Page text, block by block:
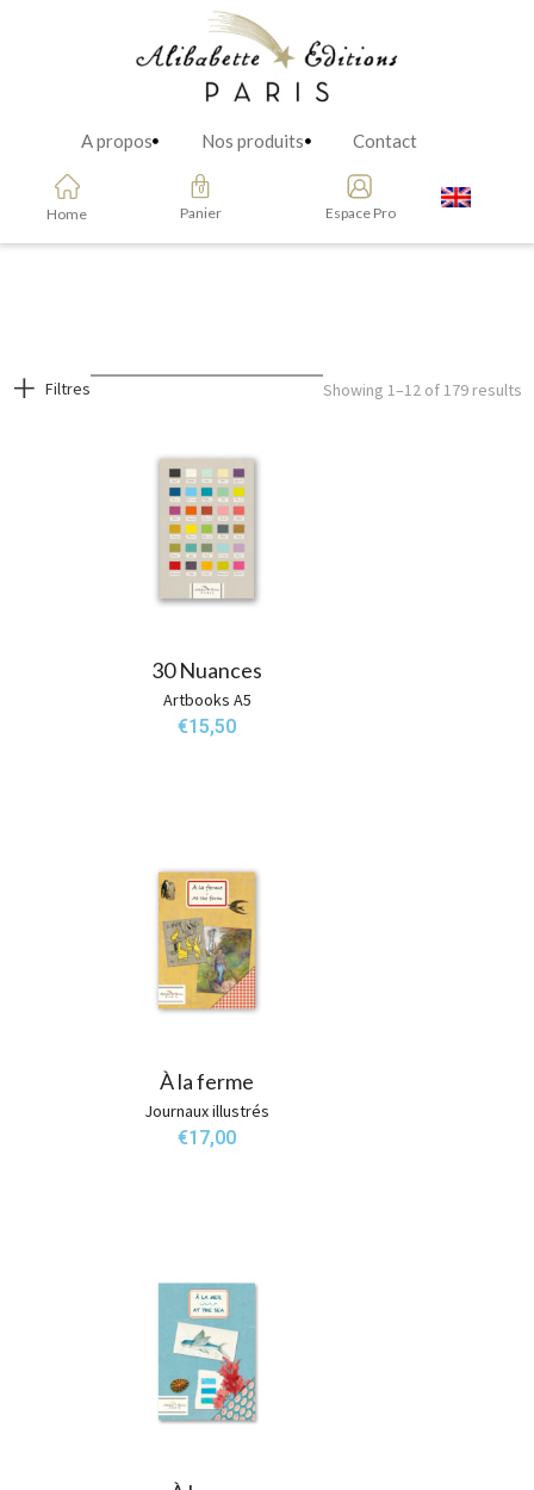
A propos Nos produits Contact
Home Panier Espace Pro
Filtres Showing 1–12 of 179 results
30 Nuances
Artbooks A5
€15,50
À la ferme
Journaux illustrés
€17,00